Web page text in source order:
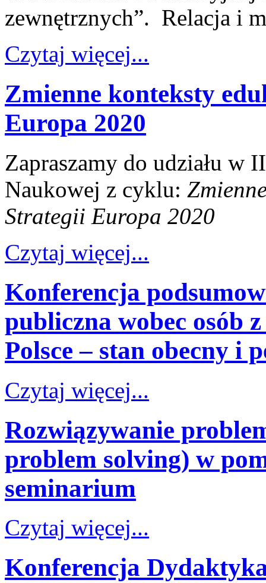
zewnętrznych”. Relacja i
Czytaj więcej...
Zmienne konteksty
Europa 2020
Zapraszamy do udziału
Naukowej z cyklu:
Strategii Europa 2020
Czytaj więcej...
Konferencja
publiczna wobec osób
Polsce – stan obecny i
Czytaj więcej...
Rozwiązywanie
problem solving) w
seminarium
Czytaj więcej...
Konferencja